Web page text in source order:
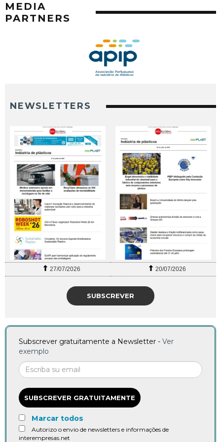
MEDIA
PARTNERS
NEWSLETTERS
27/07/2026 20/07/2026
SUBSCREVER
Subscrever gratuitamente a Newsletter - Ver
exemplo
SUBSCREVER GRATUITAMENTE
Marcar todos
Autorizo o envio de newsletters e informações de
interempresas.net